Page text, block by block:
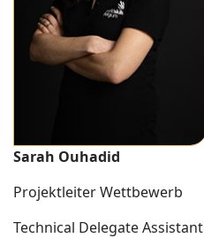
Sarah Ouhadid
Projektleiter Wettbewerb
Technical Delegate Assistant